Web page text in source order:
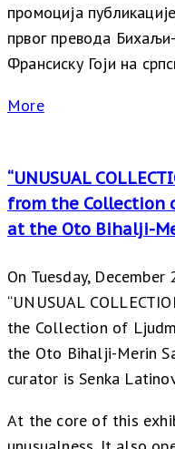
промоција
првог превода
Франсиску Гоји на
More
“UNUSUAL
from the Collection
at the Oto Bihalji-
On Tuesday,
“UNUSUAL
the Collection of
the Oto Bihalji-Merin
curator is Senka
At the core of this